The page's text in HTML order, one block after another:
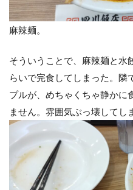
麻辣麺。
そういうことで、麻辣麺と水
らいで完食してしまった。隣
プルが、めちゃくちゃ静かに
ません。雰囲気ぶっ壊してし